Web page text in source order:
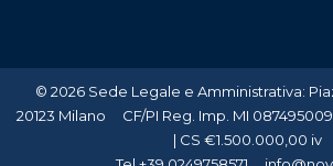
© 2026 Sede Legale e Amministrativa:
20123 Milano CF/PI Reg. Imp. MI
| CS €1.500.000,00 iv